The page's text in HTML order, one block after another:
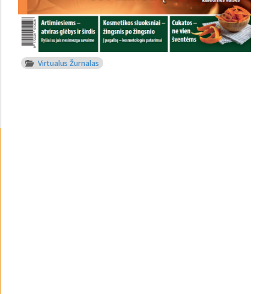
Virtualus Žurnalas